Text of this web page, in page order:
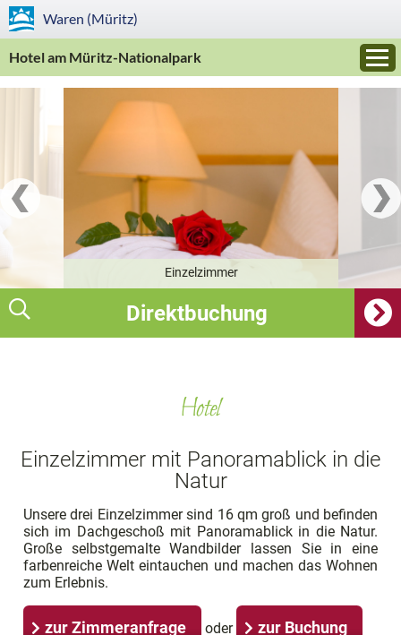
Waren (Müritz)
Hotel am Müritz-Nationalpark
Einzelzimmer
Direktbuchung
Hotel
Einzelzimmer mit Panoramablick in die
Natur
Unsere drei Einzelzimmer sind 16 qm groß und befinden
sich im Dachgeschoß mit Panoramablick in die Natur.
Große selbstgemalte Wandbilder lassen Sie in eine
farbenreiche Welt eintauchen und machen das Wohnen
zum Erlebnis.
zur Zimmeranfrage oder zur Buchung